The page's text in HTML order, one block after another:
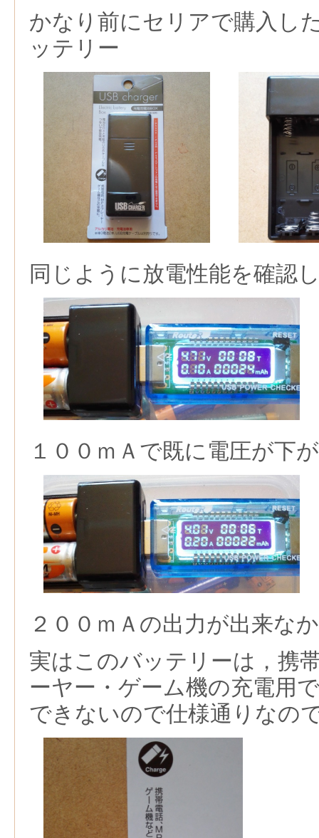
かなり前にセリアで購入し
ッテリー
同じように放電性能を確認
１００ｍＡで既に電圧が下
２００ｍＡの出力が出来な
実はこのバッテリーは，携
ーヤー・ゲーム機の充電用
できないので仕様通りなの